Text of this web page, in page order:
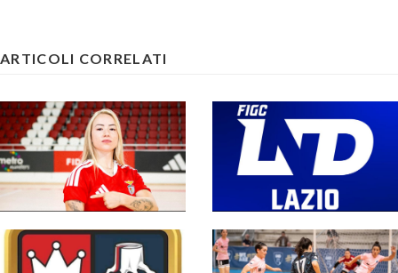
ARTICOLI CORRELATI